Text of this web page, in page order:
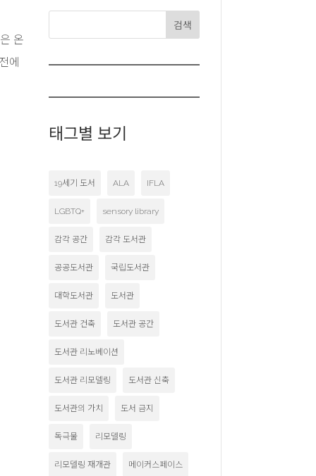
온
에
검색
태그별 보기
19세기 도서 ALA IFLA
LGBTQ+ sensory library
감각 공간 감각 도서관
공공도서관 국립도서관
대학도서관 도서관
도서관 건축 도서관 공간
도서관 리노베이션
도서관 리모델링 도서관 신축
도서관의 가치 도서 금지
독극물 리모델링
리모델링 재개관 메이커스페이스